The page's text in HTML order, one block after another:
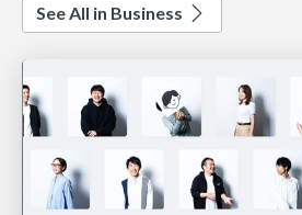
See All in Business